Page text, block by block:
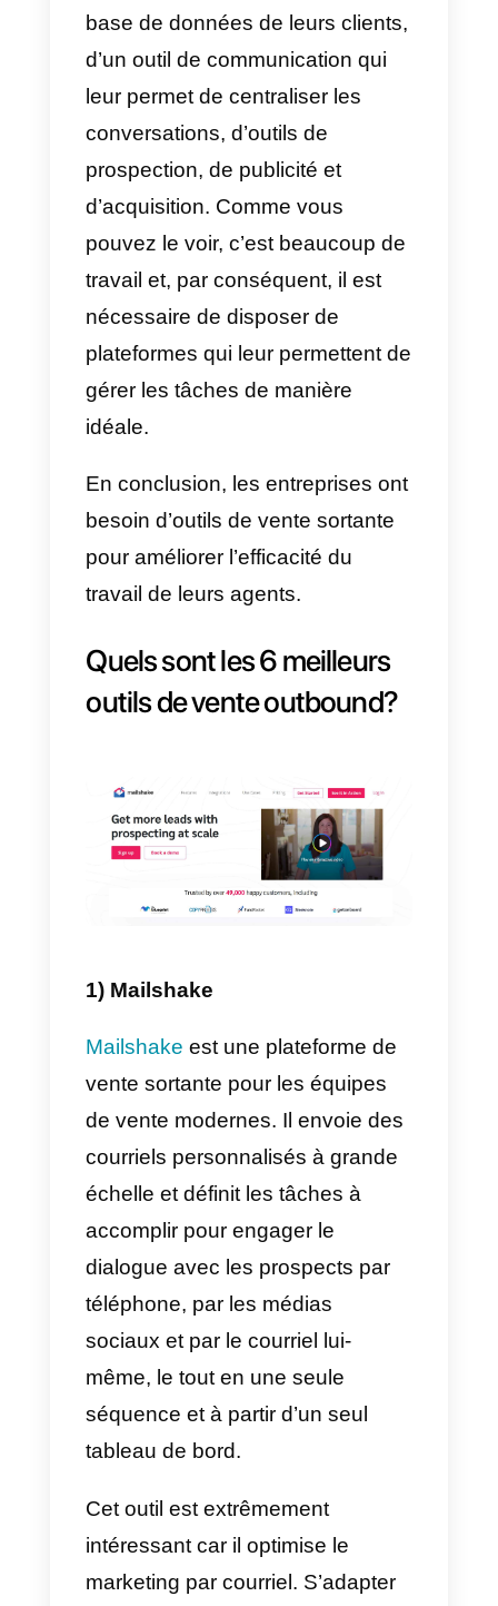
sur quelques points: ils veulent
optimiser le flux de travail,
améliorer la productivité des
professionnels et faciliter
l’intégration entre les systèmes.
Pourquoi les entreprises
ont-elles besoin d’outils de
vente outbound?
vente sortante
pour gérer au
mieux le travail de leurs agents
commerciaux. Quand on parle
conséquent, ces agents doivent
d’outils développés pour
améliorer chaque aspect de ces
tâches, le travail deviendra
Pour ces conseillers
commerciaux, il est extrêmement
nécessaire de disposer de
qui leur permettent de créer une
base de données de leurs
d’un outil de communication qui
leur permet de centraliser les
conversations, d’outils de
prospection, de publicité et
d’acquisition. Comme vous
pouvez le voir, c’est beaucoup de
travail et, par conséquent, il est
nécessaire de disposer de
plateformes qui leur permettent